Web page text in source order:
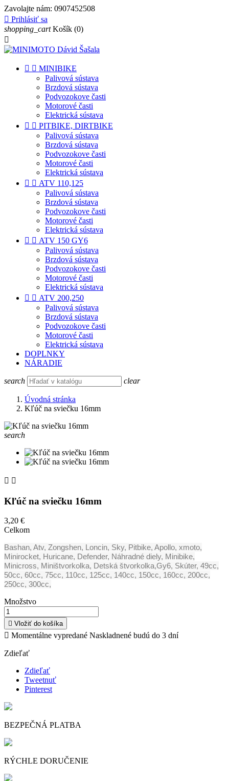
Zavolajte nám: 0907452508
 Prihlásiť sa
shopping_cart Košík (0)

  MINIBIKE
Palivová sústava
Brzdová sústava
Podvozokove časti
Motorové časti
Elektrická sústava
  PITBIKE, DIRTBIKE
Palivová sústava
Brzdová sústava
Podvozokove časti
Motorové časti
Elektrická sústava
  ATV 110,125
Palivová sústava
Brzdová sústava
Podvozokove časti
Motorové časti
Elektrická sústava
  ATV 150 GY6
Palivová sústava
Brzdová sústava
Podvozokove časti
Motorové časti
Elektrická sústava
  ATV 200,250
Palivová sústava
Brzdová sústava
Podvozokove časti
Motorové časti
Elektrická sústava
DOPLNKY
NÁRADIE
search clear
Úvodná stránka
Kľúč na sviečku 16mm
search
 
Kľúč na sviečku 16mm
3,20 €
Celkom
Bashan, Atv, Zongshen, Loncin, Sky, Pitbike, Apollo, xmoto,
Minirocket, Huricane, Defender, Náhradné diely, Minibike,
Minicross, Miništvorkolka, Detská štvorkolka,Gy6, Skúter, 49cc,
50cc, 60cc, 75cc, 110cc, 125cc, 140cc, 150cc, 160cc, 200cc,
250cc, 300cc,
Množstvo
 Vložiť do košíka
 Momentálne vypredané Naskladnené budú do 3 dní
Zdieľať
Zdieľať
Tweetnuť
Pinterest
BEZPEČNÁ PLATBA
RÝCHLE DORUČENIE